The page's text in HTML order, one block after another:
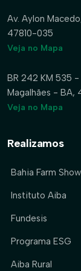
Av. Aylon
47810-035
Veja no Mapa
BR 242 KM 535 -
Magalhães - BA,
Veja no Mapa
Realizamos
Bahia Farm Show
Instituto Aiba
Fundesis
Programa ESG
Aiba Rural